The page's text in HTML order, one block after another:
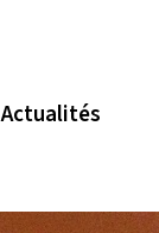
Actualités